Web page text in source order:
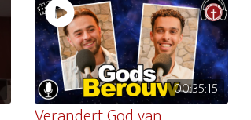
00:35:15